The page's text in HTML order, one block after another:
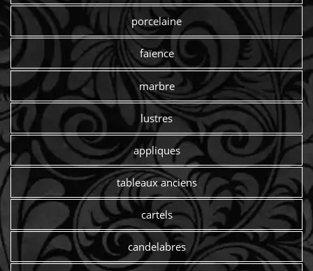
porcelaine
faïence
marbre
lustres
appliques
tableaux anciens
cartels
candelabres